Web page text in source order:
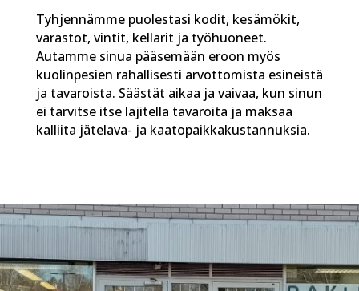
Tyhjennämme puolestasi kodit, kesämökit,
varastot, vintit, kellarit ja työhuoneet.
Autamme sinua pääsemään eroon myös
kuolinpesien rahallisesti arvottomista esineistä
ja tavaroista. Säästät aikaa ja vaivaa, kun sinun
ei tarvitse itse lajitella tavaroita ja maksaa
kalliita jätelava- ja kaatopaikkakustannuksia.